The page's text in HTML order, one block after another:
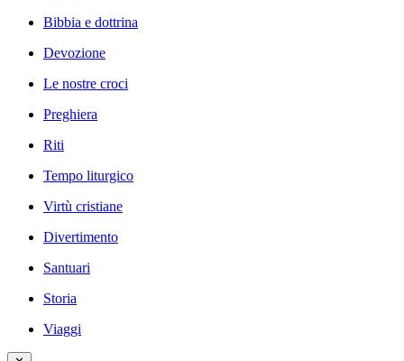
Bibbia e dottrina
Devozione
Le nostre croci
Preghiera
Riti
Tempo liturgico
Virtù cristiane
Divertimento
Santuari
Storia
Viaggi